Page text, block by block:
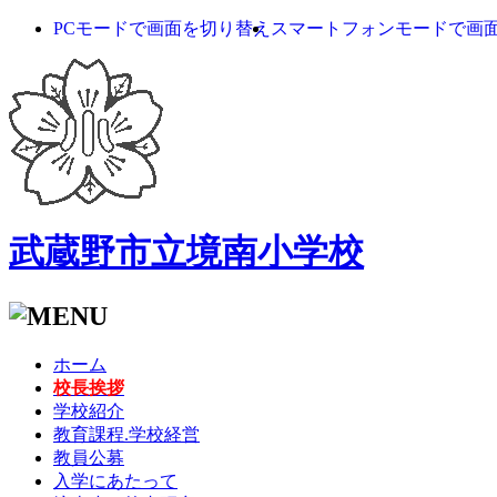
PCモードで画面を切り替え スマートフォンモードで画
武蔵野市立境南小学校
ホーム
校長挨拶
学校紹介
教育課程.学校経営
教員公募
入学にあたって